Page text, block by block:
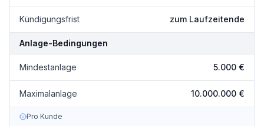
Kündigungsfrist zum Laufzeitende
Anlage-Bedingungen
Mindestanlage 5.000 €
Maximalanlage 10.000.000 €
Pro Kunde